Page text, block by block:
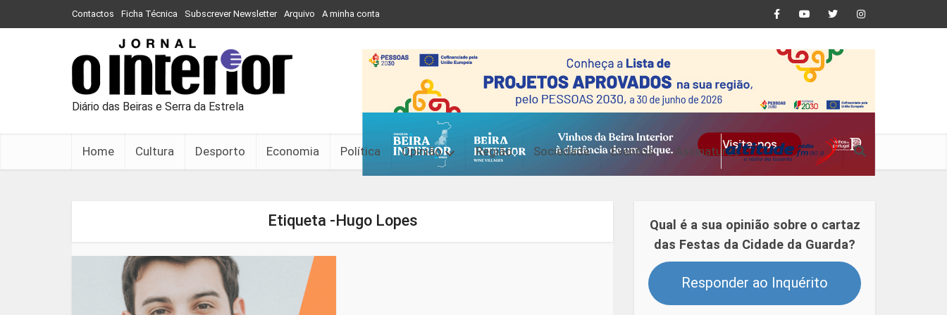
Contactos Ficha Técnica Subscrever Newsletter Arquivo A minha conta
Diário das Beiras e Serra da Estrela
Home Cultura Desporto Economia Política Opinião Região Sociedade Eventos Assinaturas
Etiqueta -Hugo Lopes
Qual é a sua opinião sobre o cartaz
das Festas da Cidade da Guarda?
Responder ao Inquérito